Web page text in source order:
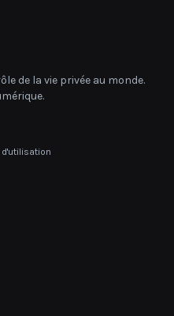
de la vie privée au monde.